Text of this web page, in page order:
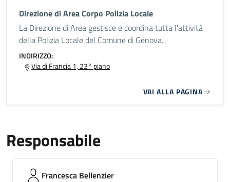
Direzione di Area Corpo Polizia Locale
La Direzione di Area gestisce e coordina tutta l'attività
della Polizia Locale del Comune di Genova.
INDIRIZZO:
Via di Francia 1, 23° piano
VAI ALLA PAGINA
Responsabile
Francesca Bellenzier